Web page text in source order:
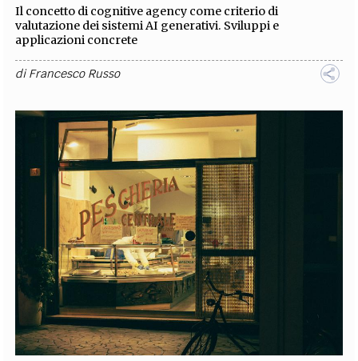
Il concetto di cognitive agency come criterio di
valutazione dei sistemi AI generativi. Sviluppi e
applicazioni concrete
diFrancesco Russo